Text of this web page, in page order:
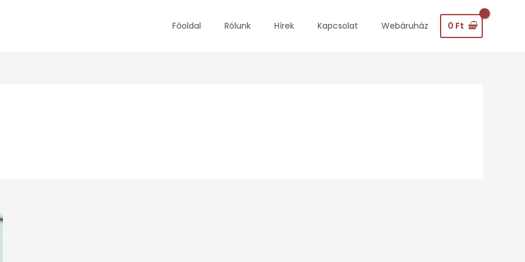
Főoldal Rólunk Hírek Kapcsolat Webáruház 0 Ft